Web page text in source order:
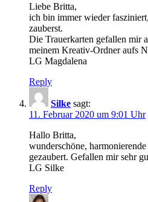
Liebe Britta,
ich bin immer wieder
zauberst.
Die Trauerkarten gefallen mir
meinem Kreativ-Ordner aufs
LG Magdalena
Reply
Silke sagt:
11. Februar 2020 um 9:01 Uhr
Hallo Britta,
wunderschöne,
gezaubert. Gefallen mir sehr
LG Silke
Reply